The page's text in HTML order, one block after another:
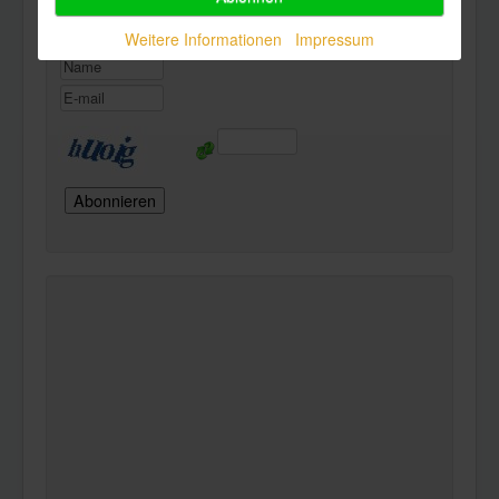
Abonnieren Sie hier unseren Newsletter
Weitere Informationen
Impressum